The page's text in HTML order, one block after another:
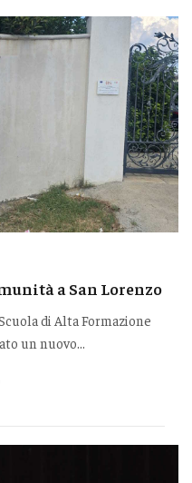
a San Lorenzo
di Alta Formazione
un nuovo...